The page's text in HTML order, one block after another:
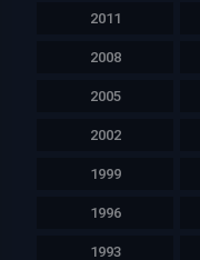
2011
2008
2005
2002
1999
1996
1993